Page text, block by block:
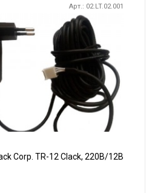
Арт.: 02.LT.02.001
Corp. TR-12 Clack, 220В/12В